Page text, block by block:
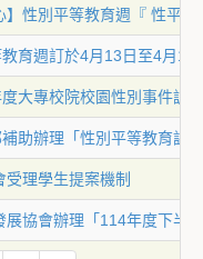
】性別平等教育週『 性平
育週訂於4月13日至4月
度大專校院校園性別事件調
補助辦理「性別平等教育
理學生提案機制
展協會辦理「114年度下